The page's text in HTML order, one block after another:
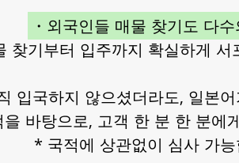
・외국인들 매물 찾기도 다
찾기부터 입주까지 확실하게
입국하지 않으셨더라도, 일본
바탕으로, 고객 한 분 한 분에
* 국적에 상관없이 심사 가능